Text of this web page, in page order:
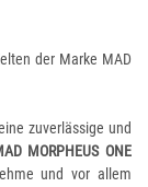
der Marke MAD
zuverlässige und
MORPHEUS ONE
und vor allem